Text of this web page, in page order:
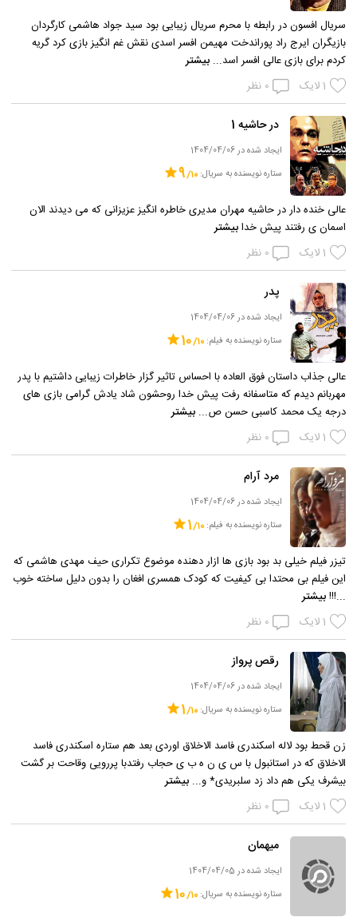
سریال افسون در رابطه با محرم سریال زیبایی بود سید جواد هاشمی ‌کارگردان
بازیگران ایرج راد پوراندخت مهیمن افسر اسدی نقش غم انگیز بازی کرد گریه
کردم برای بازی عالی افسر اسد...بیشتر
1لایک 0 نظر
در حاشیه 1
ایجاد شده در 1404/04/06
ستاره نویسنده به سریال:
9
عالی خنده دار در حاشیه مهران مدیری خاطره انگیز عزیزانی که می دیدند الان
اسمان ی رفتند پیش خدابیشتر
1لایک 0 نظر
پدر
ایجاد شده در 1404/04/06
ستاره نویسنده به فیلم:
10
عالی جذاب داستان فوق العاده با احساس تاثیر گزار خاطرات زیبایی داشتیم با پدر
مهربانم دیدم که متاسفانه رفت پیش خدا روحشون شاد یادش گرامی بازی های
درجه یک محمد کاسبی حسن ص...بیشتر
1لایک 0 نظر
مرد آرام
ایجاد شده در 1404/04/06
ستاره نویسنده به فیلم:
1
تیزر فیلم خیلی بد بود بازی ها ازار دهنده موضوع تکراری حیف مهدی هاشمی که
این فیلم بی محتدا بی کیفیت که کودک همسری افغان را بدون دلیل ساخته خوب
...!!!بیشتر
1لایک 0 نظر
رقص پرواز
ایجاد شده در 1404/04/06
ستاره نویسنده به سریال:
1
زن قحط بود لاله اسکندری فاسد الاخلاق اوردی بعد هم ستاره اسکندری فاسد
الاخلاق که در استانبول با س ی ن ه ب ی حجاب رفتدبا پررویی وقاحت بر گشت
بیشرف یکی هم داد زد سلبریدی* و...بیشتر
1لایک 0 نظر
میهمان
ایجاد شده در 1404/04/05
ستاره نویسنده به سریال:
10